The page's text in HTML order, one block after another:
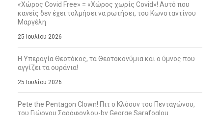
«Χώρος Covid Free» = «Χώρος χωρίς Covid»! Αυτό που
κανείς δεν έχει τολμήσει να ρωτήσει, του Κωνσταντίνου
Μαργέλη
25 Ιουλίου 2026
Η Υπεραγία Θεοτόκος, τα Θεοτοκονύμια και ο ύμνος που
αγγίζει τα ουράνια!
25 Ιουλίου 2026
Pete the Pentagon Clown! Πιτ ο Κλόουν του Πενταγώνου,
του Γιώργου Σαράφογλου-by George Sarafoglou